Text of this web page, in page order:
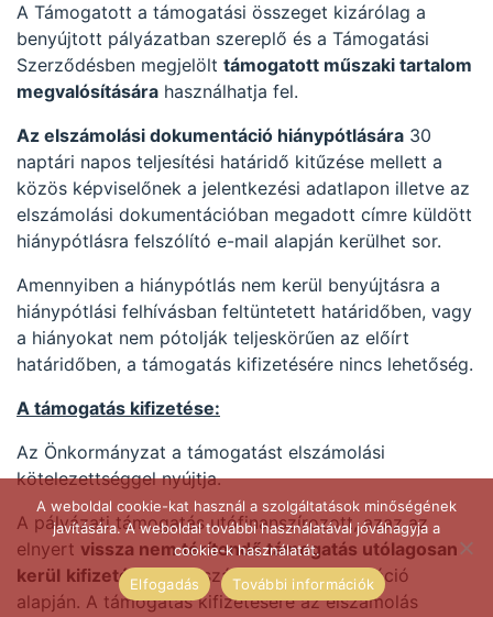
A Támogatott a támogatási összeget kizárólag a
benyújtott pályázatban szereplő és a Támogatási
Szerződésben megjelölt támogatott műszaki tartalom
megvalósítására használhatja fel.
Az elszámolási dokumentáció hiánypótlására 30
naptári napos teljesítési határidő kitűzése mellett a
közös képviselőnek a jelentkezési adatlapon illetve az
elszámolási dokumentációban megadott címre küldött
hiánypótlásra felszólító e-mail alapján kerülhet sor.
Amennyiben a hiánypótlás nem kerül benyújtásra a
hiánypótlási felhívásban feltüntetett határidőben, vagy
a hiányokat nem pótolják teljeskörűen az előírt
határidőben, a támogatás kifizetésére nincs lehetőség.
A támogatás kifizetése:
Az Önkormányzat a támogatást elszámolási
kötelezettséggel nyújtja.
A pályázati támogatás utófinanszírozott, azaz az
elnyert vissza nem térítendő támogatás utólagosan
kerül kifizetésre
az elszámolási dokumentáció
alapján. A támogatás kifizetésére az elszámolás
A weboldal cookie-kat használ a szolgáltatások minőségének
javítására. A weboldal további használatával jóváhagyja a
cookie-k használatát.
Elfogadás
További információk